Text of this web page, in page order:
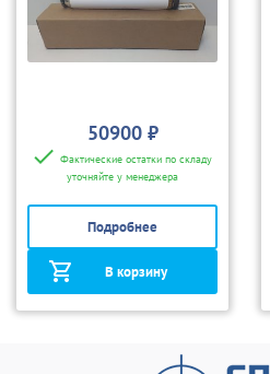
50900 ₽
Фактические остатки по складу
уточняйте у менеджера
Подробнее
В корзину